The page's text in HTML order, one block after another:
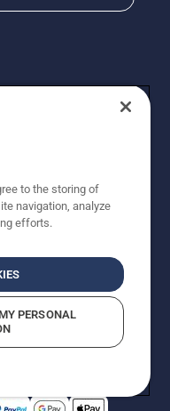
Der tages
prisændringer. Vi
oplysningerne på
anførte priser er
medmindre
personlige oplysninger
overtrædelser
to the storing of
navigation, analyze
efforts.
PERSONAL